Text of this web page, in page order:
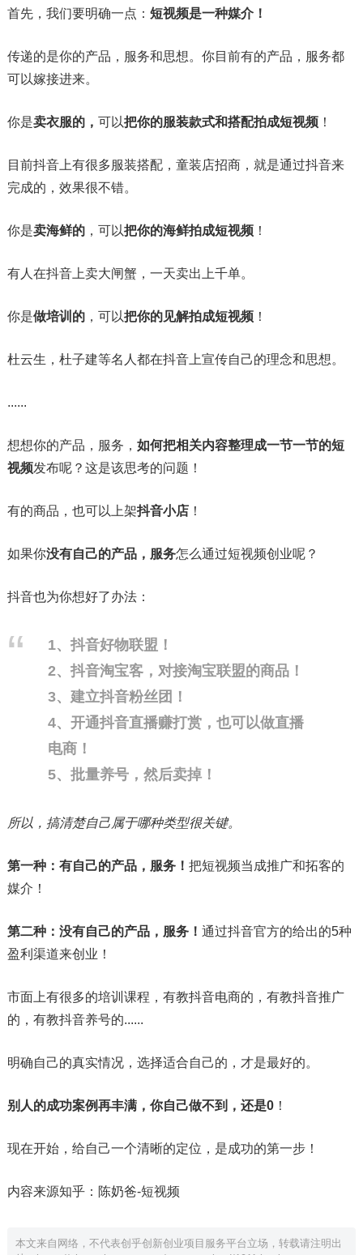
首先，我们要明确一点： 短视频是一种媒介！
传递的是你的产品，服务和思想。你目前有的产品，服务都
可以嫁接进来。
你是卖衣服的， 可以把你的服装款式和搭配拍成短视频！
目前抖音上有很多服装搭配，童装店招商，就是通过抖音来
完成的，效果很不错。
你是卖海鲜的，可以把你的海鲜拍成短视频！
有人在抖音上卖大闸蟹，一天卖出上千单。
你是做培训的，可以把你的见解拍成短视频！
杜云生，杜子建等名人都在抖音上宣传自己的理念和思想。
......
想想你的产品，服务， 如何把相关内容整理成一节一节的短
视频发布呢？这是该思考的问题！
有的商品，也可以上架抖音小店！
如果你没有自己的产品，服务怎么通过短视频创业呢？
抖音也为你想好了办法：
1、抖音好物联盟！
2、抖音淘宝客，对接淘宝联盟的商品！
3、建立抖音粉丝团！
4、开通抖音直播赚打赏，也可以做直播
电商！
5、批量养号，然后卖掉！
所以，搞清楚自己属于哪种类型很关键。
第一种：有自己的产品，服务！ 把短视频当成推广和拓客的
媒介！
第二种：没有自己的产品，服务！ 通过抖音官方的给出的5种
盈利渠道来创业！
市面上有很多的培训课程，有教抖音电商的，有教抖音推广
的，有教抖音养号的......
明确自己的真实情况，选择适合自己的，才是最好的。
别人的成功案例再丰满，你自己做不到，还是0！
现在开始，给自己一个清晰的定位，是成功的第一步！
内容来源知乎：陈奶爸-短视频
本文来自网络，不代表创乎创新创业项目服务平台立场，转载请注明出